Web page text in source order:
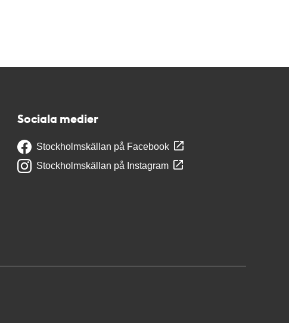
Sociala medier
Stockholmskällan på Facebook
Stockholmskällan på Instagram